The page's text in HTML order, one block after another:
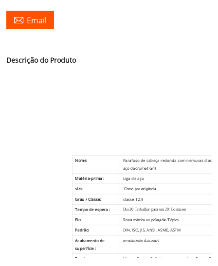
 Email
Descrição do Produto
Nome: Parafuso de cabeça redonda com nervuras classe
aço dacromet Gr4
Matéria-prima :
Liga de aço
sizs:
Como por exigência
Grau / Classe:
classe 12.9
Tempo de espera :
Dia 30 Trabalhar para um 20' Container
Fio: Rosca métrica ou polegadas Tópico
Padrão:
DIN, ISO, JIS, ANSI, ASME, ASTM
Acabamento de
superfície :
revestimento dacromet
Pacote :
Massa Canton Pallet, pequenas caixas Carton